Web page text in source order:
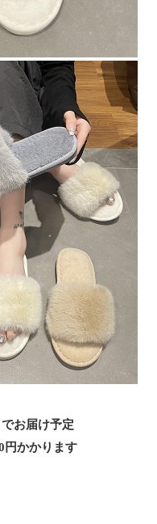
お届け予定
円かかります